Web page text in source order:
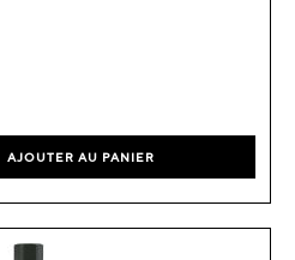
AJOUTER AU PANIER